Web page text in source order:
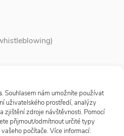
. Souhlasem nám umožníte používat
uživatelského prostředí, analýzy
zjištění zdroje návštěvnosti. Pomocí
přijmout/odmítnout určité typy
počítače. Více informací: